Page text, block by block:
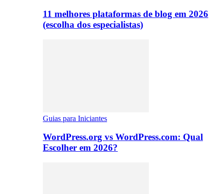
11 melhores plataformas de blog em 2026
(escolha dos especialistas)
Guias para Iniciantes
WordPress.org vs WordPress.com: Qual
Escolher em 2026?